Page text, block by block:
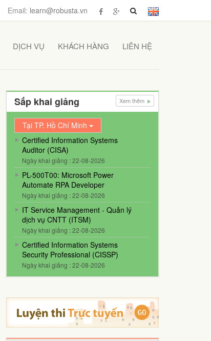
Email: learn@robusta.vn
DỊCH VỤ KHÁCH HÀNG LIÊN HỆ
Sắp khai giảng Xem thêm
Tại TP. Hồ Chí Minh
Certified Information Systems
Auditor (CISA)
Ngày khai giảng : 22-08-2026
PL-500T00: Microsoft Power
Automate RPA Developer
Ngày khai giảng : 22-08-2026
IT Service Management - Quản lý
dịch vụ CNTT (ITSM)
Ngày khai giảng : 22-08-2026
Certified Information Systems
Security Professional (CISSP)
Ngày khai giảng : 22-08-2026